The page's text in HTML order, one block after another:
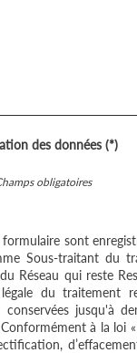
des données (*)
obligatoires
sont
Sous-traitant du
Réseau qui reste
légale du traitement
jusqu'à
à la loi